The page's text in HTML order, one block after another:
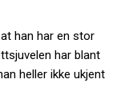
han har en stor
har blant
heller ikke ukjent